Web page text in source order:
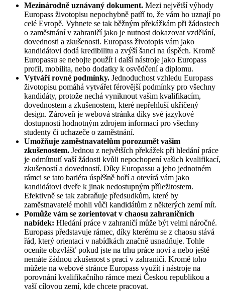
Mezinárodně uznávaný dokument. Mezi největší výhody
Europass životopisu nepochybně patří to, že vám ho uznají po
celé Evropě. Vyhnete se tak běžným překážkám při žádostech
o zaměstnání v zahraničí jako je nutnost dokazovat vzdělání,
dovednosti a zkušenosti. Europass životopis vám jako
kandidátovi dodá kredibilitu a zvýší šanci na úspěch. Kromě
Europassu se nebojte použít i další nástroje jako Europass
profil, mobilita, nebo dodatky k osvědčení a diplomu.
Vytváří rovné podmínky. Jednoduchost vzhledu Europass
životopisu pomáhá vytvářet férovější podmínky pro všechny
kandidáty, protože nechá vyniknout vašim kvalifikacím,
dovednostem a zkušenostem, které nepřehluší ukřičený
design. Zároveň je webová stránka díky své jazykové
dostupnosti hodnotným zdrojem informací pro všechny
studenty či uchazeče o zaměstnání.
Umožňuje zaměstnavatelům porozumět vašim
zkušenostem. Jednou z největších překážek při hledání práce
je odmítnutí vaší žádosti kvůli nepochopení vašich kvalifikací,
zkušeností a dovedností. Díky Europassu a jeho jednotném
rámci se tato bariéra úspěšně boří a otevírá vám jako
kandidátovi dveře k jinak nedostupným příležitostem.
Efektivně se tak zabraňuje předsudkům, které by
zaměstnavatelé mohli vůči kandidátům z některých zemí mít.
Pomůže vám se zorientovat v chaosu zahraničních
nabídek: Hledání práce v zahraničí může být velmi náročné.
Europass představuje rámec, díky kterému se z chaosu stává
řád, který orientaci v nabídkách značně usnadňuje. Tohle
oceníte obzvlášť pokud jste na trhu práce noví a nebo ještě
nemáte žádnou zkušenost s prací v zahraničí. Kromě toho
můžete na webové stránce Europass využít i nástroje na
porovnání kvalifikačního rámce mezi Českou republikou a
vaší cílovou zemí, kde chcete pracovat.